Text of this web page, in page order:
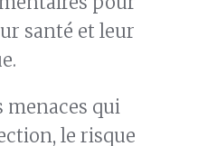
santé et leur
menaces qui
le risque